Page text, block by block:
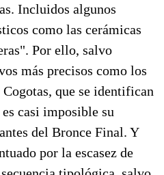
Incluidos algunos
como las cerámicas
Por ello, salvo
más precisos como los
que se identifican
casi imposible su
del Bronce Final. Y
por la escasez de